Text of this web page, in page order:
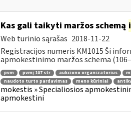
Kas gali taikyti maržos schemą
Web turinio sąrašas 2018-11-22
Registracijos numeris KM1015 Ši
apmokestinimo maržos schema
pvm pvmį 107 str aukciono organizatorius
naudoto turto pardavimas
meno kūriniai
mokestis » Specialiosios
apmokestini